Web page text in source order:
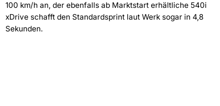
100 km/h an, der ebenfalls ab Marktstart erhältliche 540i
xDrive schafft den Standardsprint laut Werk sogar in 4,8
Sekunden.